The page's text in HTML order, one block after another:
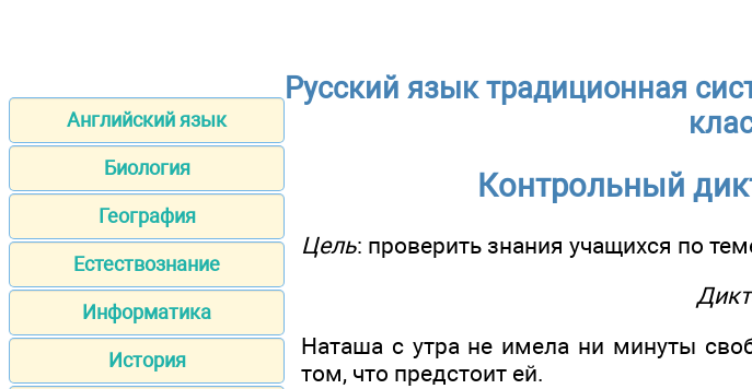
Английский язык
Биология
География
Естествознание
Информатика
История
Русский язык традиционная
Контрольный
Цель: проверить знания учащихся по
Наташа с утра не имела ни минуты
том, что предстоит ей.